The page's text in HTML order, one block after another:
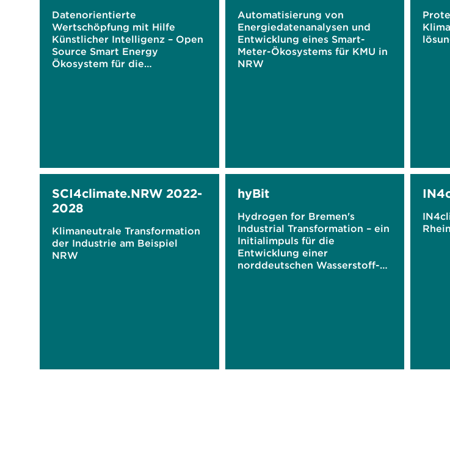
Datenorientierte
Wertschöpfung mit Hilfe
Künstlicher Intelligenz – Open
Source Smart Energy
Ökosystem für die
Automatisierung von
Energiedatenanalysen und
Entwicklung eines Smart-
Meter-Ökosystems für KMU in
NRW
SCI4climate.NRW 2022-
2028
Klimaneutrale Transformation
der Industrie am Beispiel
NRW
hyBit
Hydrogen for Bremen's
Industrial Transformation – ein
Initialimpuls für die
Entwicklung einer
norddeutschen Wasserstoff-